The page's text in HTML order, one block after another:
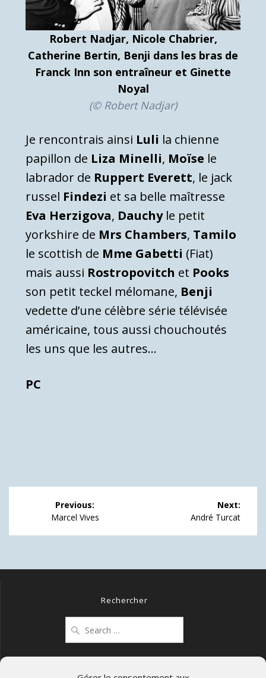
Robert Nadjar, Nicole Chabrier,
Catherine Bertin, Benji dans les bras de
Franck Inn son entraîneur et Ginette
Noyal
(© Robert Nadjar)
Je rencontrais ainsi Luli la chienne
papillon de Liza Minelli, Moïse le
labrador de Ruppert Everett, le jack
russel Findezi et sa belle maîtresse
Eva Herzigova, Dauchyle petit
yorkshire de Mrs Chambers, Tamilo
le scottish de Mme Gabetti (Fiat)
mais aussi Rostropovitch et Pooks
son petit teckel mélomane, Benji
vedette d’une célèbre série télévisée
américaine, tous aussi chouchoutés
les uns que les autres…
PC
Navigation
Previous:
Previous
Marcel Vives
Next:
Next
André Turcat
Rechercher
for: